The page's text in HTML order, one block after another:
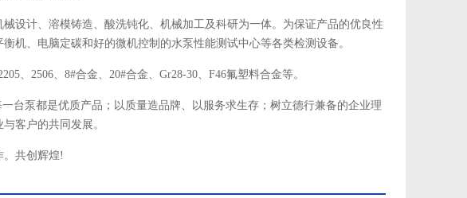
设计、溶模铸造、酸洗钝化、机械加工及科研为一体。为保证产品的优良性
机、电脑定碳和好的微机控制的水泵性能测试中心等各类检测设备。
、2506、8#合金、20#合金、Gr28-30、F46氟塑料合金等。
台泵都是优质产品；以质量造品牌、以服务求生存；树立德行兼备的企业理
客户的共同发展。
。共创辉煌!